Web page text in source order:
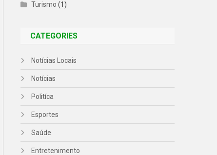
Turismo (1)
CATEGORIES
Notícias Locais
Notícias
Politíca
Esportes
Saúde
Entretenimento